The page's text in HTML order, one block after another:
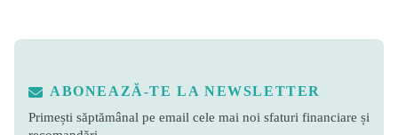
ABONEAZĂ-TE LA NEWSLETTER
Primești săptămânal pe email cele mai noi sfaturi financiare și